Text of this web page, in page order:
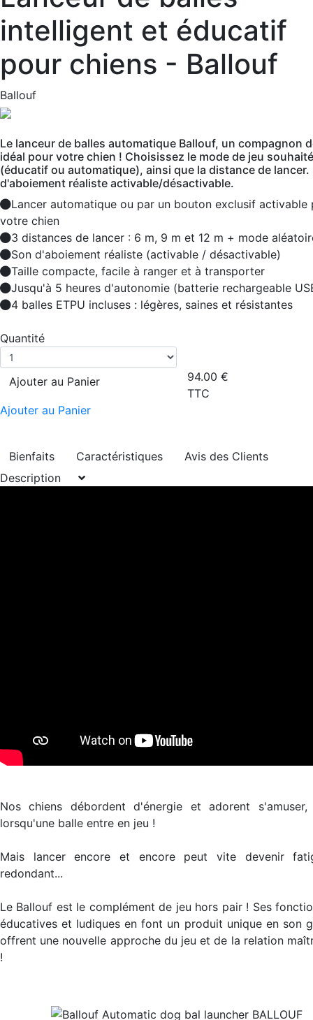
intelligent et éducatif
pour chiens - Ballouf
Ballouf
Le lanceur de balles automatique Ballouf, un compagnon
idéal pour votre chien ! Choisissez le mode de jeu souhaité
(éducatif ou automatique), ainsi que la distance de lancer.
d'aboiement réaliste activable/désactivable.
Lancer automatique ou par un bouton exclusif activable
votre chien
3 distances de lancer : 6 m, 9 m et 12 m + mode
Son d'aboiement réaliste (activable / désactivable)
Taille compacte, facile à ranger et à transporter
Jusqu'à 5 heures d'autonomie (batterie rechargeable
4 balles ETPU incluses : légères, saines et résistantes
Quantité
Ajouter au Panier
Ajouter au Panier
94.00 €
TTC
Bienfaits Caractéristiques
Avis des Clients
Description
Nos chiens débordent d'énergie et adorent s'amuser,
lorsqu'une balle entre en jeu !
Mais lancer encore et encore peut vite devenir
redondant...
Le Ballouf est le complément de jeu hors pair ! Ses
éducatives et ludiques en font un produit unique en son
offrent une nouvelle approche du jeu et de la relation
!